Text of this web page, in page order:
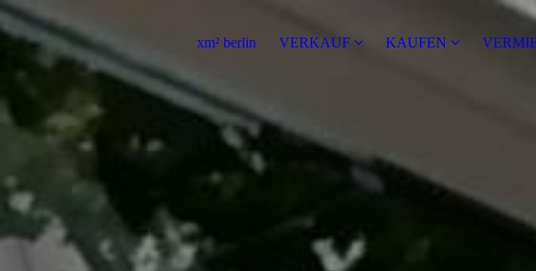
xm² berlin VERKAUF KAUFEN